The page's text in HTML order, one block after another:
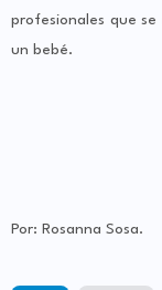
profesionales que
un bebé.
Por: Rosanna Sosa.